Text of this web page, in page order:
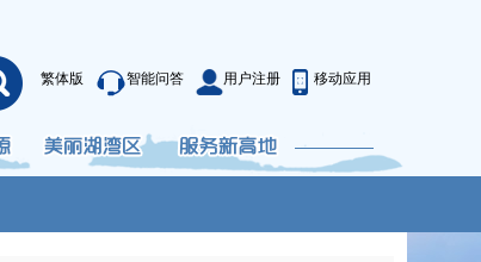
繁体版 智能问答 用户注册 移动应用